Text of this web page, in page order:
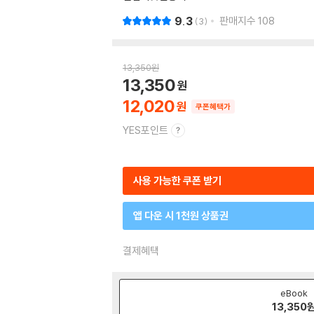
9.3 3 판매지수 108
13,350원
12,020
13,350
쿠폰혜택가
YES포인트
사용 가능한 쿠폰 받기
앱 다운 시 1천원 상품권
결제혜택
eBook
13,350